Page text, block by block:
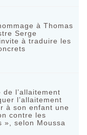
à Thomas
Serge
à traduire les
de l’allaitement
l’allaitement
à son enfant une
contre les
», selon Moussa